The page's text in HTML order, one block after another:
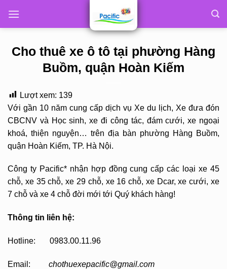
Cho thuê xe ô tô tại phường Hàng
Buồm, quận Hoàn Kiếm
Lượt xem: 139
Với gần 10 năm cung cấp dịch vụ Xe du lịch, Xe đưa đón
CBCNV và Học sinh, xe đi công tác, đám cưới, xe ngoại
khoá, thiện nguyện… trên địa bàn phường Hàng Buồm,
quận Hoàn Kiếm, TP. Hà Nội.
Công ty Pacific* nhận hợp đồng cung cấp các loại xe 45
chỗ, xe 35 chỗ, xe 29 chỗ, xe 16 chỗ, xe Dcar, xe cưới, xe
7 chỗ và xe 4 chỗ đời mới tới Quý khách hàng!
Thông tin liên hệ:
Hotline: 0983.00.11.96
Email: chothuexepacific@gmail.com